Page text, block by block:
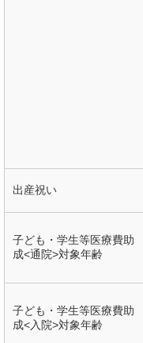
出産祝い
子ども・学生等医療費助
成<通院>対象年齢
子ども・学生等医療費助
成<入院>対象年齢